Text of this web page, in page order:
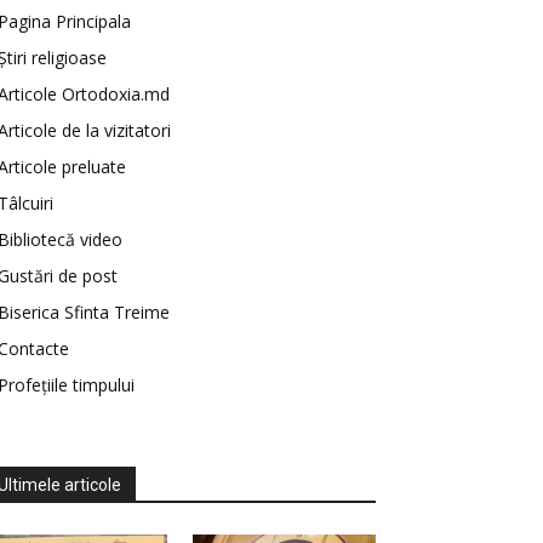
Principala
religioase
Ortodoxia.md
de la vizitatori
preluate
video
de post
Sfinta Treime
timpului
articole